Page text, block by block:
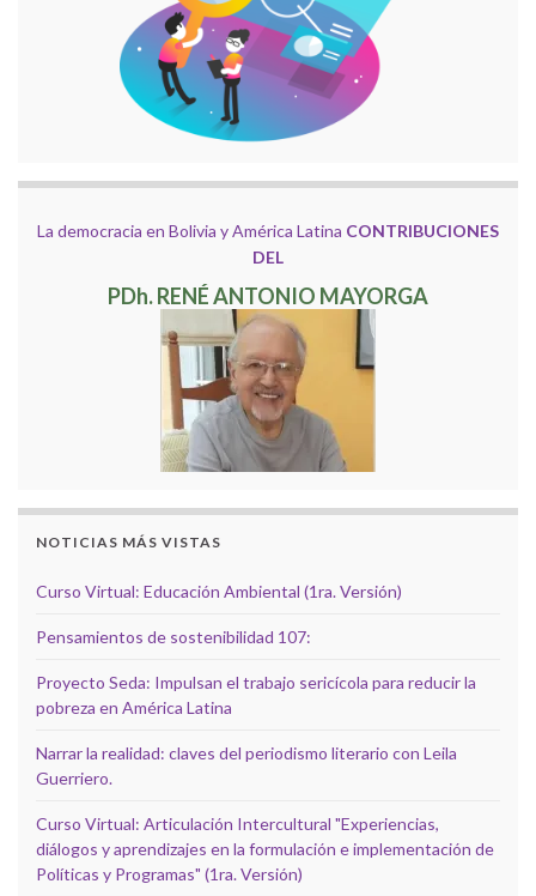
La democracia en Bolivia y América Latina CONTRIBUCIONES
DEL
PDh. RENÉ ANTONIO MAYORGA
NOTICIAS MÁS VISTAS
Curso Virtual: Educación Ambiental (1ra. Versión)
Pensamientos de sostenibilidad 107:
Proyecto Seda: Impulsan el trabajo sericícola para reducir la
pobreza en América Latina
Narrar la realidad: claves del periodismo literario con Leila
Guerriero.
Curso Virtual: Articulación Intercultural "Experiencias,
diálogos y aprendizajes en la formulación e implementación de
Políticas y Programas" (1ra. Versión)